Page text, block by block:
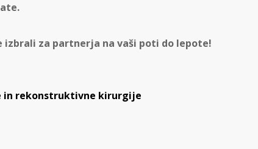
izbrali za partnerja na vaši poti do lepote!
in rekonstruktivne kirurgije